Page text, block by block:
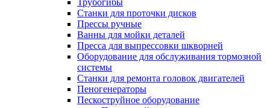
Трубогибы
Станки для проточки дисков
Прессы ручные
Ванны для мойки деталей
Пресса для выпрессовки шкворней
Оборудование для обслуживания тормозной
системы
Станки для ремонта головок двигателей
Пеногенераторы
Пескоструйное оборудование